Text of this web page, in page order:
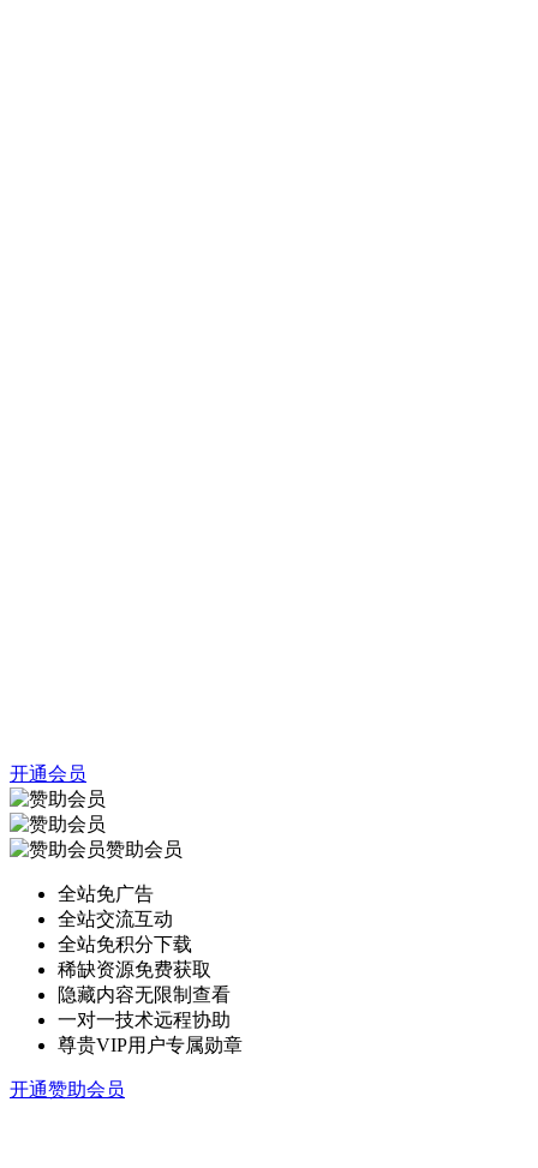
开通会员
赞助会员
全站免广告
全站交流互动
全站免积分下载
稀缺资源免费获取
隐藏内容无限制查看
一对一技术远程协助
尊贵VIP用户专属勋章
开通赞助会员